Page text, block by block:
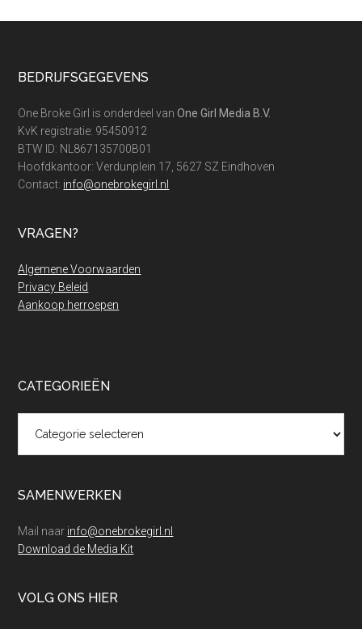
Footer
BEDRIJFSGEGEVENS
One Broke Girl is onderdeel vanOne Girl Media B.V.
KvK registratie: 95450912
BTW ID: NL867135700B01
Hoofdkantoor: Verdunplein 17, 5627 SZ Eindhoven
Contact: info@onebrokegirl.nl
VRAGEN?
Algemene Voorwaarden
Privacy Beleid
Aankoop herroepen
CATEGORIEËN
SAMENWERKEN
Mail naar info@onebrokegirl.nl
Download de Media Kit
VOLG ONS HIER